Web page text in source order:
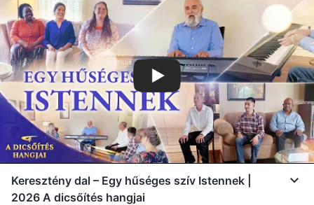
Keresztény dal – Egy hűséges szív Istennek |
2026 A dicsőítés hangjai